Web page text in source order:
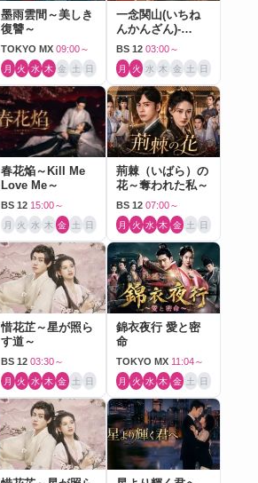
墨雨雲間～美しき
復讐～
TOKYO MX 09:00～
月 火 水 木 金 土 日
一念関山(いちね
んかんざん)-
Journey to Love-
BS 12 03:00～
月 火 水 木 金 土 日
春花焔～Kill Me
Love Me～
BS 12 15:00～
月 火 水 木 金 土 日
荊棘（いばら）の
花～奪われた私～
BS 12 07:00～
月 火 水 木 金 土 日
惜花芷～星が照ら
す道～
BS 12 03:30～
月 火 水 木 金 土 日
錦衣夜行 愛と密
命
TOKYO MX 11:04～
月 火 水 木 金 土 日